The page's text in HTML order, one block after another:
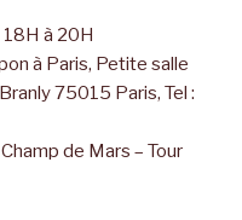
18H à 20H
à Paris, Petite salle
75015 Paris, Tel :
de Mars – Tour